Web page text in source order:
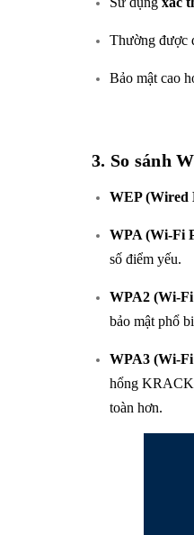
Thường được
Bảo mật cao
3. So sánh
WEP (Wired
WPA (Wi-Fi
số điểm yếu.
WPA2 (Wi-Fi
bảo mật phổ
WPA3 (Wi-Fi
hổng
toàn hơn.